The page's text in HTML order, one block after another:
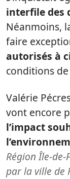
interfile des
Néanmoins,
faire
autorisés à
conditions
Valérie
vont encore
l’impact
Région Île-de-
par la ville de